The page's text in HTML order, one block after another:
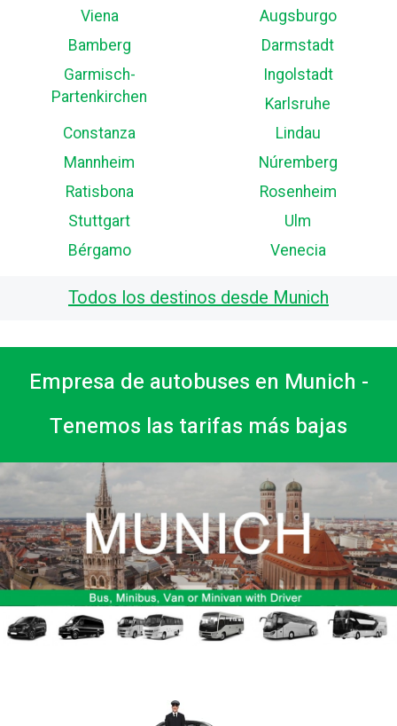
Viena
Augsburgo
Bamberg
Darmstadt
Garmisch-
Partenkirchen
Ingolstadt
Karlsruhe
Constanza
Lindau
Mannheim
Núremberg
Ratisbona
Rosenheim
Stuttgart
Ulm
Bérgamo
Venecia
Todos los destinos desde Munich
Empresa de autobuses en Munich -
Tenemos las tarifas más bajas